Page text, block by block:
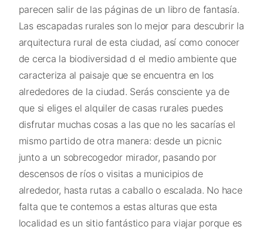
parecen salir de las páginas de un libro de fantasía.
Las escapadas rurales son lo mejor para descubrir la
arquitectura rural de esta ciudad, así como conocer
de cerca la biodiversidad d el medio ambiente que
caracteriza al paisaje que se encuentra en los
alrededores de la ciudad. Serás consciente ya de
que si eliges el alquiler de casas rurales puedes
disfrutar muchas cosas a las que no les sacarías el
mismo partido de otra manera: desde un picnic
junto a un sobrecogedor mirador, pasando por
descensos de ríos o visitas a municipios de
alrededor, hasta rutas a caballo o escalada. No hace
falta que te contemos a estas alturas que esta
localidad es un sitio fantástico para viajar porque es